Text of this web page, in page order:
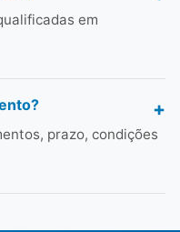
em
prazo, condições